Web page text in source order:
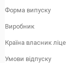
Форма випуску
Виробник
Країна власник
Умови відпуску